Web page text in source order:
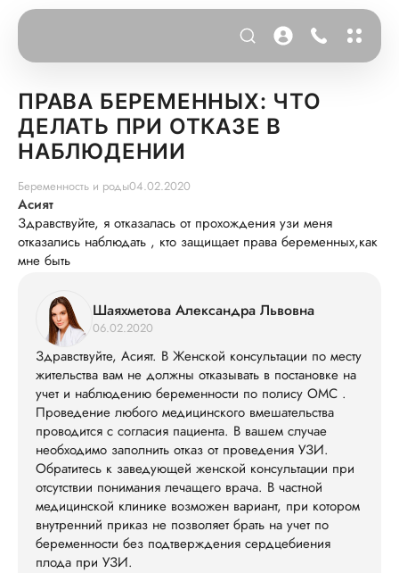
ПРАВА БЕРЕМЕННЫХ: ЧТО
ДЕЛАТЬ ПРИ ОТКАЗЕ В
НАБЛЮДЕНИИ
Беременность и роды04.02.2020
Асият
Здравствуйте, я отказалась от прохождения узи меня
отказались наблюдать , кто защищает права беременных,как
мне быть
Шаяхметова Александра Львовна
06.02.2020
Здравствуйте, Асият. В Женской консультации по месту
жительства вам не должны отказывать в постановке на
учет и наблюдению беременности по полису ОМС .
Проведение любого медицинского вмешательства
проводится с согласия пациента. В вашем случае
необходимо заполнить отказ от проведения УЗИ.
Обратитесь к заведующей женской консультации при
отсутствии понимания лечащего врача. В частной
медицинской клинике возможен вариант, при котором
внутренний приказ не позволяет брать на учет по
беременности без подтверждения сердцебиения
плода при УЗИ.